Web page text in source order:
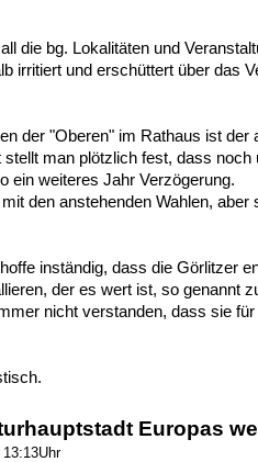
die bg. Lokalitäten und
irritiert und erschüttert über das
der "Oberen" im Rathaus ist der
man plötzlich fest, dass noch
ein weiteres Jahr Verzögerung.
den anstehenden Wahlen, aber
inständig, dass die Görlitzer
der es wert ist, so genannt
nicht verstanden, dass sie
Europas